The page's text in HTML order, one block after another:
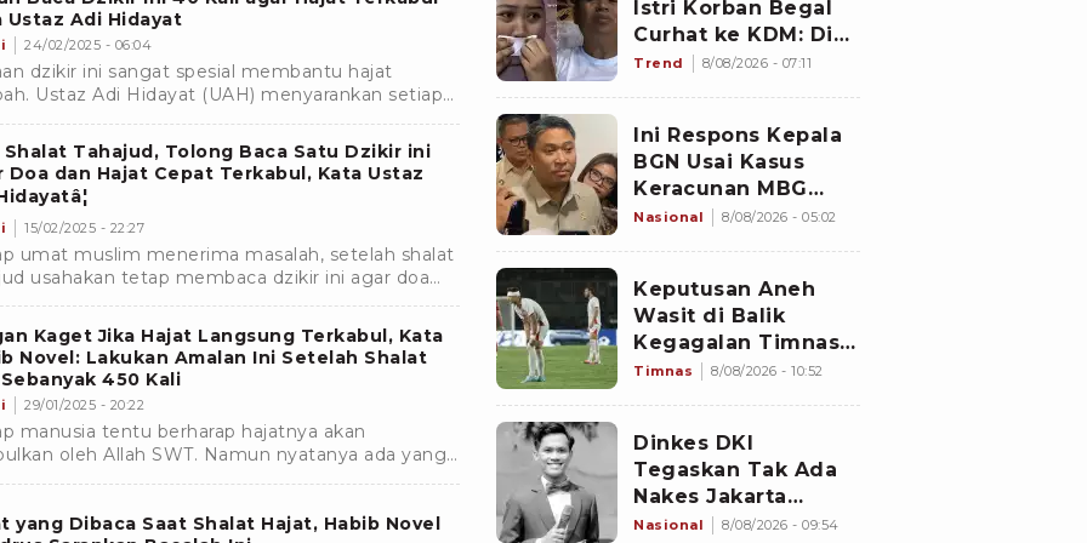
Ustaz Adi Hidayat
24/02/2025 - 06:04
dzikir ini sangat spesial membantu hajat
Ustaz Adi Hidayat (UAH) menyarankan setiap
Shalat Tahajud, Tolong Baca Satu Dzikir ini
Doa dan Hajat Cepat Terkabul, Kata Ustaz
15/02/2025 - 22:27
umat muslim menerima masalah, setelah shalat
usahakan tetap membaca dzikir ini agar doa
Ustaz Adi Hidayat berikan penjelasannya.
Kaget Jika Hajat Langsung Terkabul, Kata
Novel: Lakukan Amalan Ini Setelah Shalat
450 Kali
29/01/2025 - 20:22
manusia tentu berharap hajatnya akan
oleh Allah SWT. Namun nyatanya ada yang
ada amalan yang dapat membuat hajat
yang Dibaca Saat Shalat Hajat, Habib Novel
Istri Korban Begal
Curhat ke KDM: Dia
Abis Shalat Tahajud
Trend 8/08/2026 - 07:11
Ini Respons Kepala
BGN Usai Kasus
Keracunan MBG
Kembali Terjadi
Nasional 8/08/2026 - 05:02
Keputusan Aneh
Wasit di Balik
Kegagalan Timnas
Indonesia Lolos
Singapura dan
Rugikan Garuda
Timnas 8/08/2026 - 10:52
Dinkes DKI
Tegaskan Tak Ada
Nakes Jakarta
Mencibir Curhatan
Nasional 8/08/2026 - 09:54